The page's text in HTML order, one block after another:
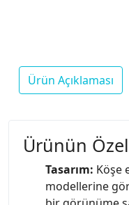
Ürün Açıklaması
Ürünün
Tasarım: Köşe
modellerine